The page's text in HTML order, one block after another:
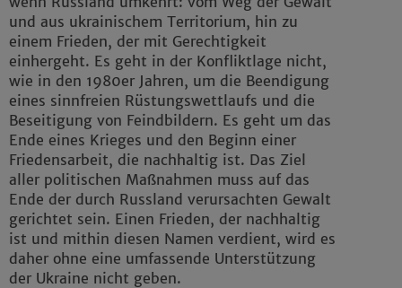
und aus ukrainischem Territorium, hin zu
einem Frieden, der mit Gerechtigkeit
einhergeht. Es geht in der Konfliktlage nicht,
wie in den 1980er Jahren, um die Beendigung
eines sinnfreien Rüstungswettlaufs und die
Beseitigung von Feindbildern. Es geht um das
Ende eines Krieges und den Beginn einer
Friedensarbeit, die nachhaltig ist. Das Ziel
aller politischen Maßnahmen muss auf das
Ende der durch Russland verursachten Gewalt
gerichtet sein. Einen Frieden, der nachhaltig
ist und mithin diesen Namen verdient, wird es
daher ohne eine umfassende Unterstützung
der Ukraine nicht geben.